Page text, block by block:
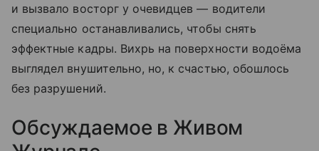
и вызвало восторг у очевидцев — водители
специально останавливались, чтобы снять
эффектные кадры. Вихрь на поверхности водоёма
выглядел внушительно, но, к счастью, обошлось
без разрушений.
Обсуждаемое в Живом